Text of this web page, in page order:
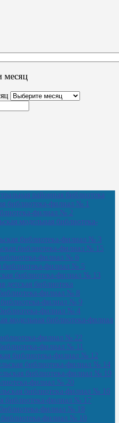
месяц
районная библиотека
библиотека-филиал № 1
филиал № 2
модельная библиотека-
библиотека-филиал № 3
библиотека-филиал № 15
филиал № 6
библиотека-филиал № 5
библиотека-филиал № 13
детская библиотека
библиотека-филиал № 8
библиотека-филиал № 9
филиал № 4
модельная библиотека-филиал
филиал № 22
филиал № 11
библиотека-филиал № 12
библиотека-филиал № 14
библиотека-филиал № 19
филиал № 20
библиотека-филиал № 16
библиотека-филиал № 17
филиал № 18
библиотека-филиал № 10